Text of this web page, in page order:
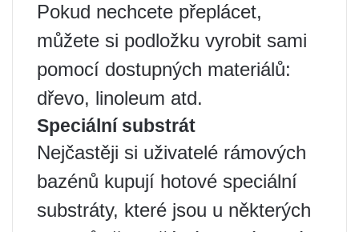
Pokud nechcete přeplácet,
můžete si podložku vyrobit sami
pomocí dostupných materiálů:
dřevo, linoleum atd.
Speciální substrát
Nejčastěji si uživatelé rámových
bazénů kupují hotové speciální
substráty, které jsou u některých